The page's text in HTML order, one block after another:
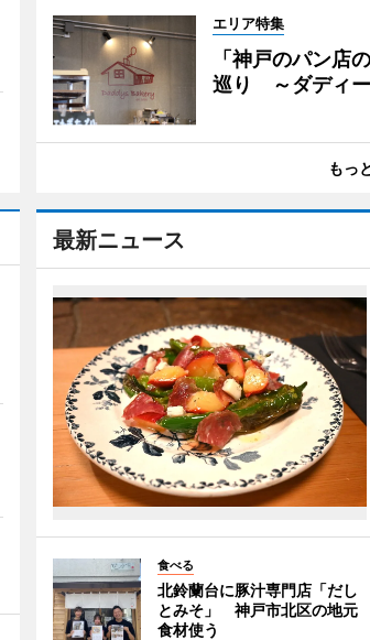
エリア特集
「神戸のパン店
巡り ～ダディー
もっ
最新ニュース
食べる
北鈴蘭台に豚汁専門店「だし
とみそ」 神戸市北区の地元
食材使う